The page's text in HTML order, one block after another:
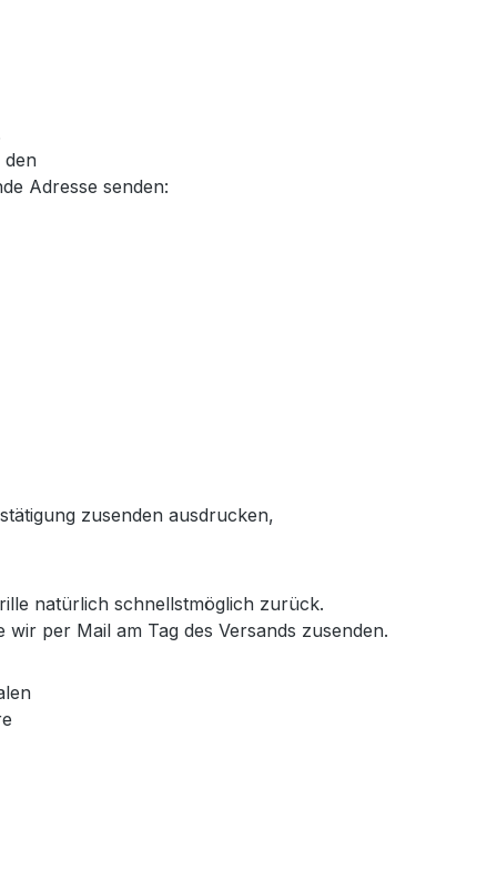
den
Adresse senden:
zusenden ausdrucken,
natürlich schnellstmöglich zurück.
per Mail am Tag des Versands zusenden.